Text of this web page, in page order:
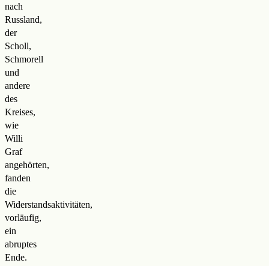
nach
Russland,
der
Scholl,
Schmorell
und
andere
des
Kreises,
wie
Willi
Graf
angehörten,
fanden
die
Widerstandsaktivitäten,
vorläufig,
ein
abruptes
Ende.